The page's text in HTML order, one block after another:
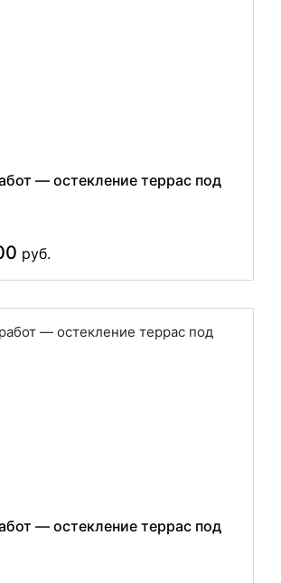
— остекление террас под
руб.
— остекление террас под